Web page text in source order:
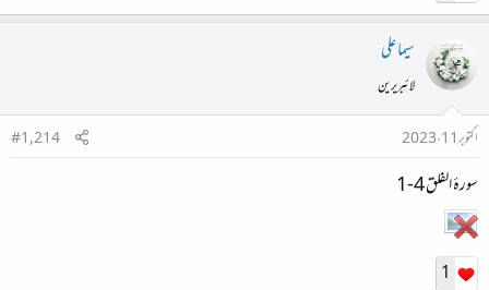
سیما علی
لائبریرین
اکتوبر 11، 2023
#1,214
سورۂ الفلق 4-1
1